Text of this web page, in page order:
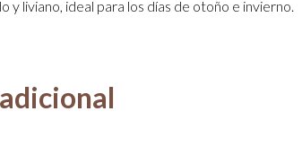
y liviano, ideal para los días de otoño e invierno.